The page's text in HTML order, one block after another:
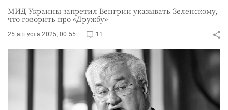
МИД Украины запретил Венгрии указывать Зеленскому,
что говорить про «Дружбу»
25 августа 2025, 00:55 11